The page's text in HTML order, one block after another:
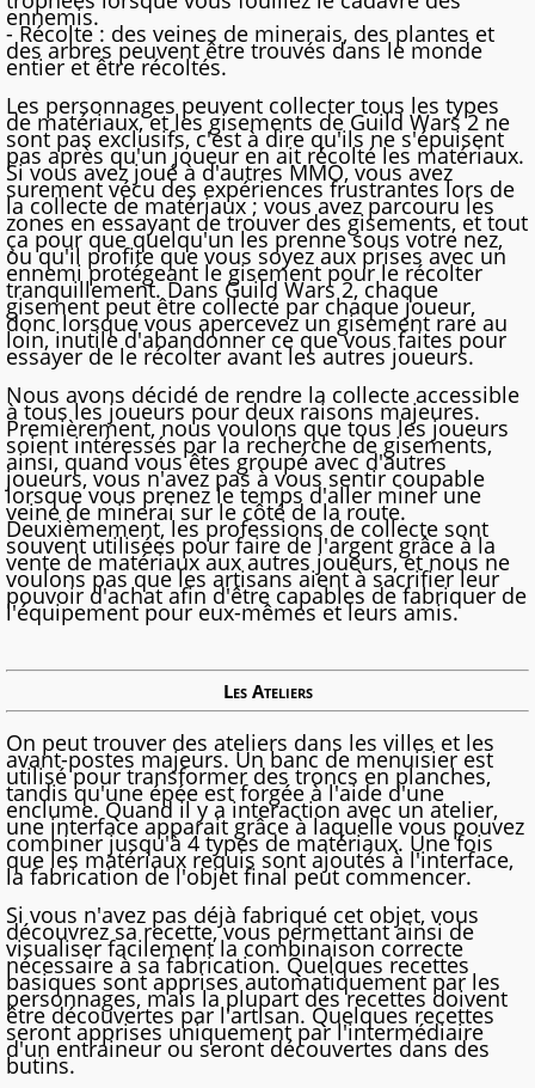
ennemis.
- Récolte : des veines de minerais, des plantes et
des arbres peuvent être trouvés dans le monde
entier et être récoltés.
Les personnages peuvent collecter tous les types
de matériaux, et les gisements de Guild Wars 2 ne
sont pas exclusifs, c'est à dire qu'ils ne s'épuisent
pas après qu'un joueur en ait récolté les matériaux.
Si vous avez joué à d'autres MMO, vous avez
surement vécu des expériences frustrantes lors de
la collecte de matériaux ; vous avez parcouru les
zones en essayant de trouver des gisements, et tout
ça pour que quelqu'un les prenne sous votre nez,
ou qu'il profite que vous soyez aux prises avec un
ennemi protégeant le gisement pour le récolter
tranquillement. Dans Guild Wars 2, chaque
gisement peut être collecté par chaque joueur,
donc lorsque vous apercevez un gisement rare au
loin, inutile d'abandonner ce que vous faites pour
essayer de le récolter avant les autres joueurs.
Nous avons décidé de rendre la collecte accessible
à tous les joueurs pour deux raisons majeures.
Premièrement, nous voulons que tous les joueurs
soient intéressés par la recherche de gisements,
ainsi, quand vous êtes groupé avec d'autres
joueurs, vous n'avez pas à vous sentir coupable
lorsque vous prenez le temps d'aller miner une
veine de minerai sur le côté de la route.
Deuxièmement, les professions de collecte sont
souvent utilisées pour faire de l'argent grâce à la
vente de matériaux aux autres joueurs, et nous ne
voulons pas que les artisans aient à sacrifier leur
pouvoir d'achat afin d'être capables de fabriquer de
l'équipement pour eux-mêmes et leurs amis.
Les Ateliers
On peut trouver des ateliers dans les villes et les
avant-postes majeurs. Un banc de menuisier est
utilisé pour transformer des troncs en planches,
tandis qu'une épée est forgée à l'aide d'une
enclume. Quand il y a interaction avec un atelier,
une interface apparait grâce à laquelle vous pouvez
combiner jusqu'à 4 types de matériaux. Une fois
que les matériaux requis sont ajoutés à l'interface,
la fabrication de l'objet final peut commencer.
Si vous n'avez pas déjà fabriqué cet objet, vous
découvrez sa recette, vous permettant ainsi de
visualiser facilement la combinaison correcte
nécessaire à sa fabrication. Quelques recettes
basiques sont apprises automatiquement par les
personnages, mais la plupart des recettes doivent
être découvertes par l'artisan. Quelques recettes
seront apprises uniquement par l'intermédiaire
d'un entraineur ou seront découvertes dans des
butins.